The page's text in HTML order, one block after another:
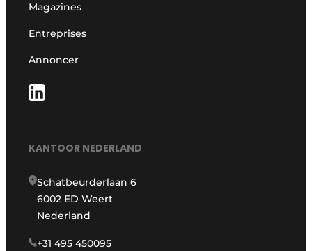
Magazines
Entreprises
Annoncer
KANTOOR NEDERLAND
Schatbeurderlaan 6
6002 ED Weert
Nederland
+31 495 450095